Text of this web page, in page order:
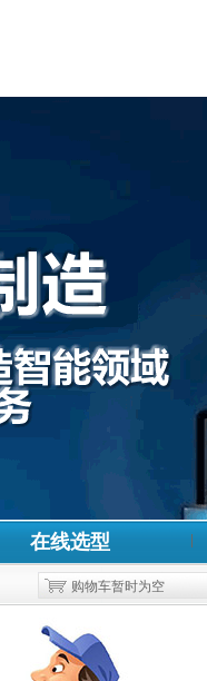
在线选型
购物车暂时为空